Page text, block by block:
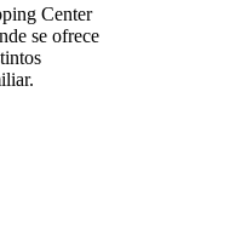
Center
se ofrece